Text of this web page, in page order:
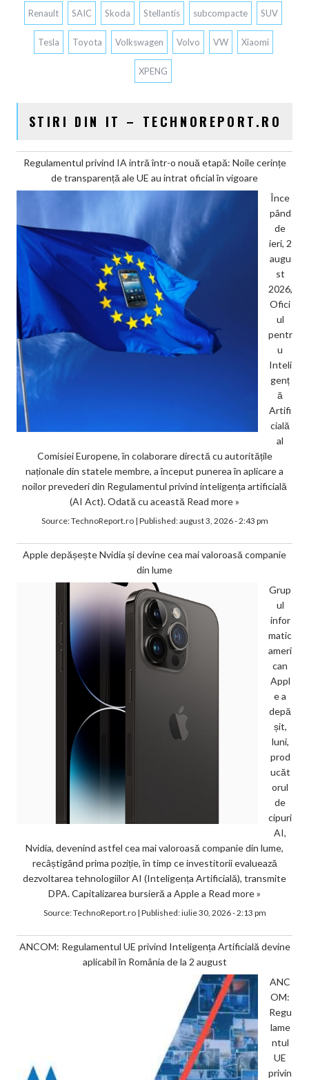
Renault SAIC Skoda Stellantis subcompacte SUV
Tesla Toyota Volkswagen Volvo VW Xiaomi
XPENG
STIRI DIN IT – TECHNOREPORT.RO
Regulamentul privind IA intră într-o nouă etapă: Noile cerințe
de transparență ale UE au intrat oficial în vigoare
Înce
pând
de
ieri, 2
augu
st
2026,
Ofici
ul
pentr
u
Inteli
genț
ă
Artifi
cială
al
Comisiei Europene, în colaborare directă cu autoritățile
naționale din statele membre, a început punerea în aplicare a
noilor prevederi din Regulamentul privind inteligența artificială
(AI Act). Odată cu această Read more »
Source:TechnoReport.ro| Published:august 3, 2026 - 2:43 pm
Apple depășește Nvidia și devine cea mai valoroasă companie
din lume
Grup
ul
infor
matic
ameri
can
Appl
e a
depă
șit,
luni,
prod
ucăt
orul
de
cipuri
AI,
Nvidia, devenind astfel cea mai valoroasă companie din lume,
recâștigând prima poziție, în timp ce investitorii evaluează
dezvoltarea tehnologiilor AI (Inteligența Artificială), transmite
DPA. Capitalizarea bursieră a Apple a Read more »
Source:TechnoReport.ro| Published:iulie 30, 2026 - 2:13 pm
ANCOM: Regulamentul UE privind Inteligența Artificială devine
aplicabil în România de la 2 august
ANC
OM:
Regu
lame
ntul
UE
privin